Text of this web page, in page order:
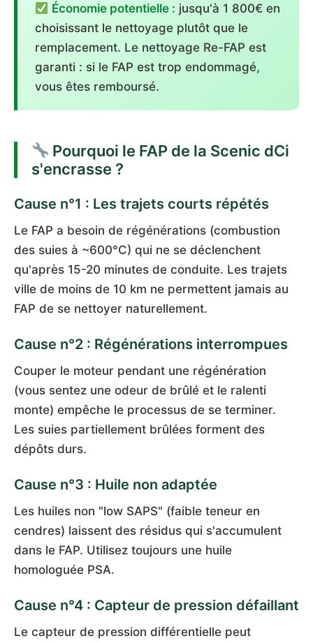
Économie potentielle : jusqu'à 1 800€ en
choisissant le nettoyage plutôt que le
remplacement. Le nettoyage Re-FAP est
garanti : si le FAP est trop endommagé,
vous êtes remboursé.
Pourquoi le FAP de la Scenic dCi
s'encrasse ?
Cause n°1 : Les trajets courts répétés
Le FAP a besoin de régénérations (combustion
des suies à ~600°C) qui ne se déclenchent
qu'après 15-20 minutes de conduite. Les trajets
ville de moins de 10 km ne permettent jamais au
FAP de se nettoyer naturellement.
Cause n°2 : Régénérations interrompues
Couper le moteur pendant une régénération
(vous sentez une odeur de brûlé et le ralenti
monte) empêche le processus de se terminer.
Les suies partiellement brûlées forment des
dépôts durs.
Cause n°3 : Huile non adaptée
Les huiles non "low SAPS" (faible teneur en
cendres) laissent des résidus qui s'accumulent
dans le FAP. Utilisez toujours une huile
homologuée PSA.
Cause n°4 : Capteur de pression défaillant
Le capteur de pression différentielle peut